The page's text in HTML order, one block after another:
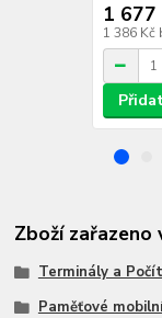
1 677
1 386 Kč
Zboží zařazeno
Terminály a
Paměťové